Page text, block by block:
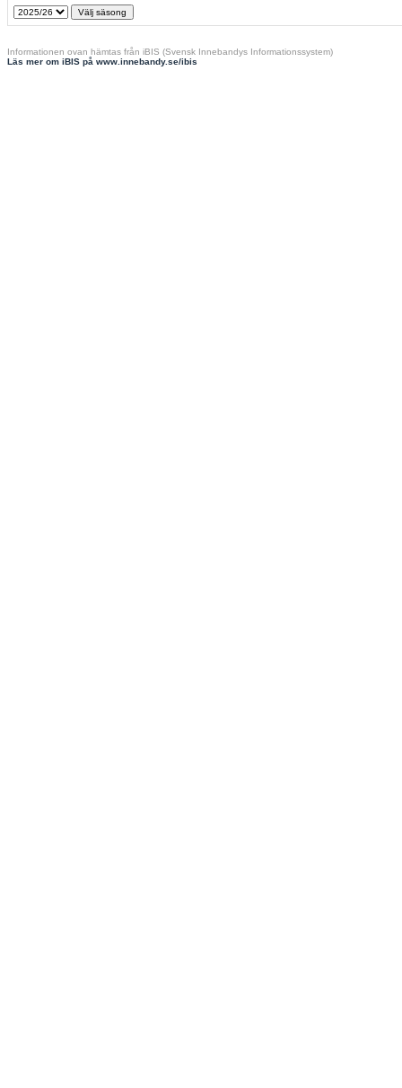
Informationen ovan hämtas från iBIS (Svensk Innebandys Informationssystem)
Läs mer om iBIS på www.innebandy.se/ibis